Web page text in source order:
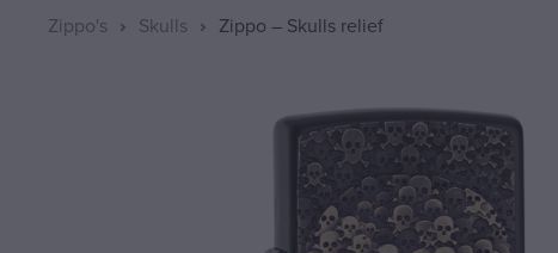
Zippo's Skulls Zippo – Skulls relief